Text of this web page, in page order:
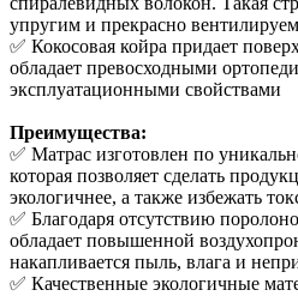
упругим и прекрасно
✅ Кокосовая койра придает
обладает превосходными
эксплуатационными свойствами
Преимущества:
✅ Матрас изготовлен по
которая позволяет сделать
экологичнее, а также избежать
✅ Благодаря отсутствию
обладает повышенной
накапливается пыль, влага и
✅ Качественные экологичные